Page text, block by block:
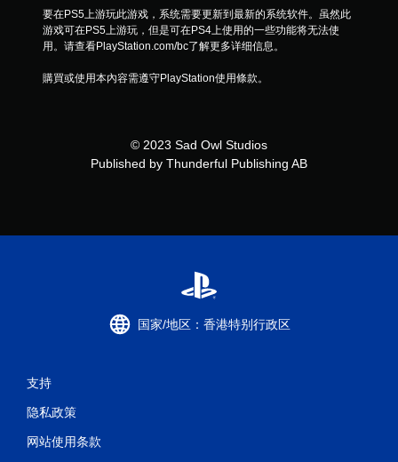
要在PS5上游玩此游戏，系统需要更新到最新的系统软件。虽然此
游戏可在PS5上游玩，但是可在PS4上使用的一些功能将无法使
用。请查看PlayStation.com/bc了解更多详细信息。
購買或使用本內容需遵守PlayStation使用條款。
© 2023 Sad Owl Studios
Published by Thunderful Publishing AB
国家/地区：香港特别行政区
支持
隐私政策
网站使用条款